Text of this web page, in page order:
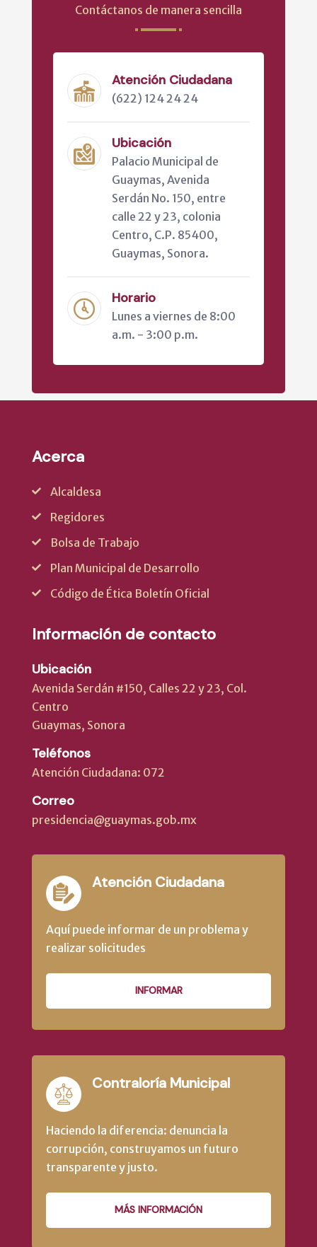
Contáctanos de manera sencilla
Atención Ciudadana
(622) 124 24 24
Ubicación
Palacio Municipal de
Guaymas, Avenida
Serdán No. 150, entre
calle 22 y 23, colonia
Centro, C.P. 85400,
Guaymas, Sonora.
Horario
Lunes a viernes de 8:00
a.m. - 3:00 p.m.
Acerca
Alcaldesa
Regidores
Bolsa de Trabajo
Plan Municipal de Desarrollo
Código de Ética Boletín Oficial
Información de contacto
Ubicación
Avenida Serdán #150, Calles 22 y 23, Col.
Centro
Guaymas, Sonora
Teléfonos
Atención Ciudadana: 072
Correo
presidencia@guaymas.gob.mx
Atención Ciudadana
Aquí puede informar de un problema y
realizar solicitudes
INFORMAR
Contraloría Municipal
Haciendo la diferencia: denuncia la
corrupción, construyamos un futuro
transparente y justo.
MÁS INFORMACIÓN